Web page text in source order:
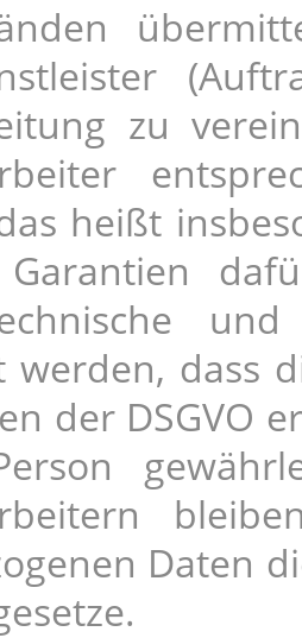
zu
heißt
Garantien
werden, dass
der DSGVO
Daten